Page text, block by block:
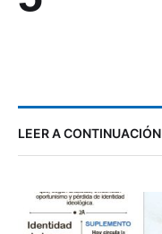
LEER A CONTINUACIÓN